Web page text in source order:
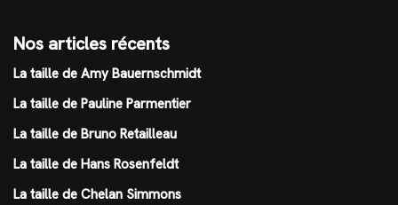
Nos articles récents
La taille de Amy Bauernschmidt
La taille de Pauline Parmentier
La taille de Bruno Retailleau
La taille de Hans Rosenfeldt
La taille de Chelan Simmons